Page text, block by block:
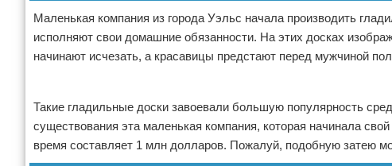
Маленькая компания из города Уэльс начала производить
исполняют свои домашние обязанности. На этих досках
начинают исчезать, а красавицы предстают перед мужчиной
Такие гладильные доски завоевали большую популярность
существования эта маленькая компания, которая начинала
время составляет 1 млн долларов. Пожалуй, подобную затею